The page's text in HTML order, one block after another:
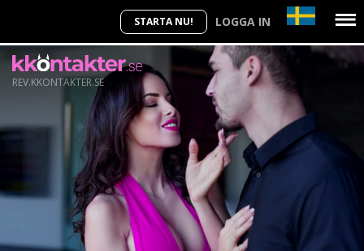
STARTA NU! LOGGA IN
REV.KKONTAKTER.SE